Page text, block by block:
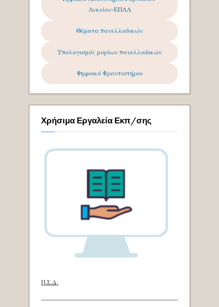
Λυκείου-ΕΠΑΛ
Θέματα πανελλαδικών
Υπολογισμός μορίων πανελλαδικών
Ψηφιακό Φροντιστήριο
Χρήσιμα Εργαλεία Εκπ/σης
Π.Σ.Δ.